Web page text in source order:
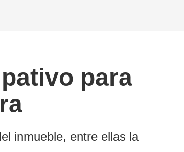
para
inmueble, entre ellas la